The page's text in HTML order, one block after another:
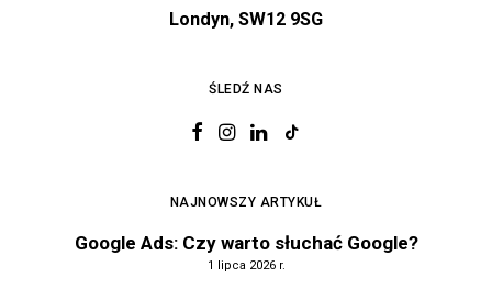
Londyn, SW12 9SG
ŚLEDŹ NAS
NAJNOWSZY ARTYKUŁ
Google Ads: Czy warto słuchać Google?
1 lipca 2026 r.